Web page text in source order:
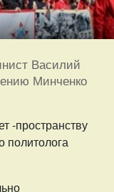
Василий
Минченко
-пространству
политолога